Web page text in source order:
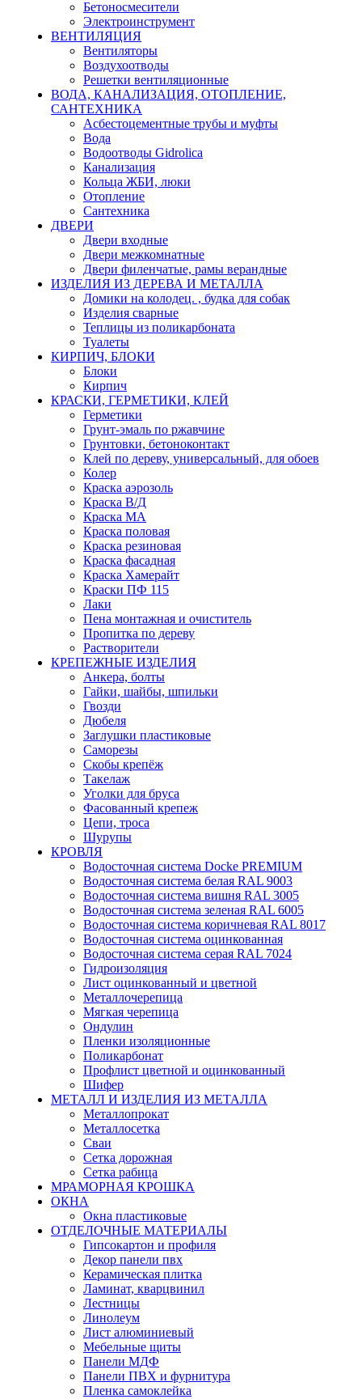
Бетоносмесители
Электроинструмент
ВЕНТИЛЯЦИЯ
Вентиляторы
Воздухоотводы
Решетки вентиляционные
ВОДА, КАНАЛИЗАЦИЯ, ОТОПЛЕНИЕ,
САНТЕХНИКА
Асбестоцементные трубы и муфты
Вода
Водоотводы Gidrolica
Канализация
Кольца ЖБИ, люки
Отопление
Сантехника
ДВЕРИ
Двери входные
Двери межкомнатные
Двери филенчатые, рамы верандные
ИЗДЕЛИЯ ИЗ ДЕРЕВА И МЕТАЛЛА
Домики на колодец. , будка для собак
Изделия сварные
Теплицы из поликарбоната
Туалеты
КИРПИЧ, БЛОКИ
Блоки
Кирпич
КРАСКИ, ГЕРМЕТИКИ, КЛЕЙ
Герметики
Грунт-эмаль по ржавчине
Грунтовки, бетоноконтакт
Клей по дереву, универсальный, для обоев
Колер
Краска аэрозоль
Краска В/Д
Краска МА
Краска половая
Краска резиновая
Краска фасадная
Краска Хамерайт
Краски ПФ 115
Лаки
Пена монтажная и очиститель
Пропитка по дереву
Растворители
КРЕПЕЖНЫЕ ИЗДЕЛИЯ
Анкера, болты
Гайки, шайбы, шпильки
Гвозди
Дюбеля
Заглушки пластиковые
Саморезы
Скобы крепёж
Такелаж
Уголки для бруса
Фасованный крепеж
Цепи, троса
Шурупы
КРОВЛЯ
Водосточная система Docke PREMIUM
Водосточная система белая RAL 9003
Водосточная система вишня RAL 3005
Водосточная система зеленая RAL 6005
Водосточная система коричневая RAL 8017
Водосточная система оцинкованная
Водосточная система серая RAL 7024
Гидроизоляция
Лист оцинкованный и цветной
Металлочерепица
Мягкая черепица
Ондулин
Пленки изоляционные
Поликарбонат
Профлист цветной и оцинкованный
Шифер
МЕТАЛЛ И ИЗДЕЛИЯ ИЗ МЕТАЛЛА
Металлопрокат
Металлосетка
Сваи
Сетка дорожная
Сетка рабица
МРАМОРНАЯ КРОШКА
ОКНА
Окна пластиковые
ОТДЕЛОЧНЫЕ МАТЕРИАЛЫ
Гипсокартон и профиля
Декор панели пвх
Керамическая плитка
Ламинат, кварцвинил
Лестницы
Линолеум
Лист алюминиевый
Мебельные щиты
Панели МДФ
Панели ПВХ и фурнитура
Пленка самоклейка